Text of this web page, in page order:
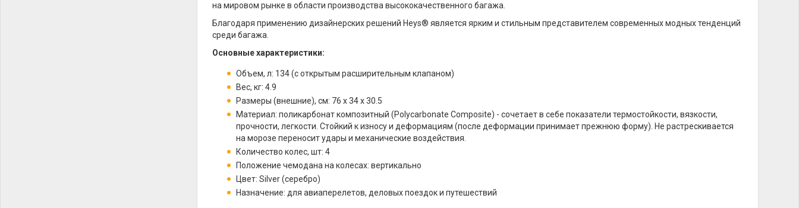
на мировом рынке в области производства высококачественного багажа.
Благодаря применению дизайнерских решений Heys® является ярким и стильным представителем современных модных тенденций
среди багажа.
Основные характеристики:
Объем, л: 134 (с открытым расширительным клапаном)
Вес, кг: 4.9
Размеры (внешние), см: 76 x 34 x 30.5
Материал: поликарбонат композитный (Polycarbonate Composite) - сочетает в себе показатели термостойкости, вязкости,
прочности, легкости. Стойкий к износу и деформациям (после деформации принимает прежнюю форму). Не растрескивается
на морозе переносит удары и механические воздействия.
Количество колес, шт: 4
Положение чемодана на колесах: вертикально
Цвет: Silver (серебро)
Назначение: для авиаперелетов, деловых поездок и путешествий